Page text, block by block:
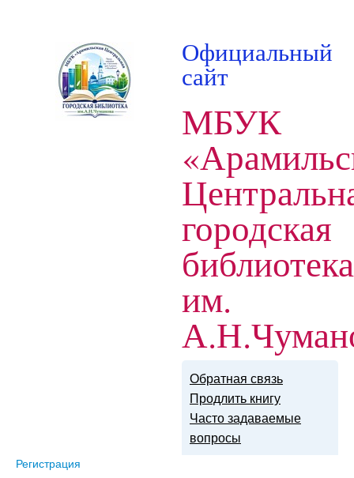
Официальный
сайт
МБУК
городская
библиотека
им.
Обратная связь
Продлить книгу
Часто задаваемые
вопросы
Регистрация